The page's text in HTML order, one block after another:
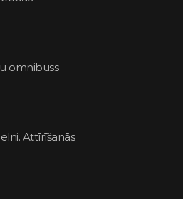
omnibuss
Attīrīšanās